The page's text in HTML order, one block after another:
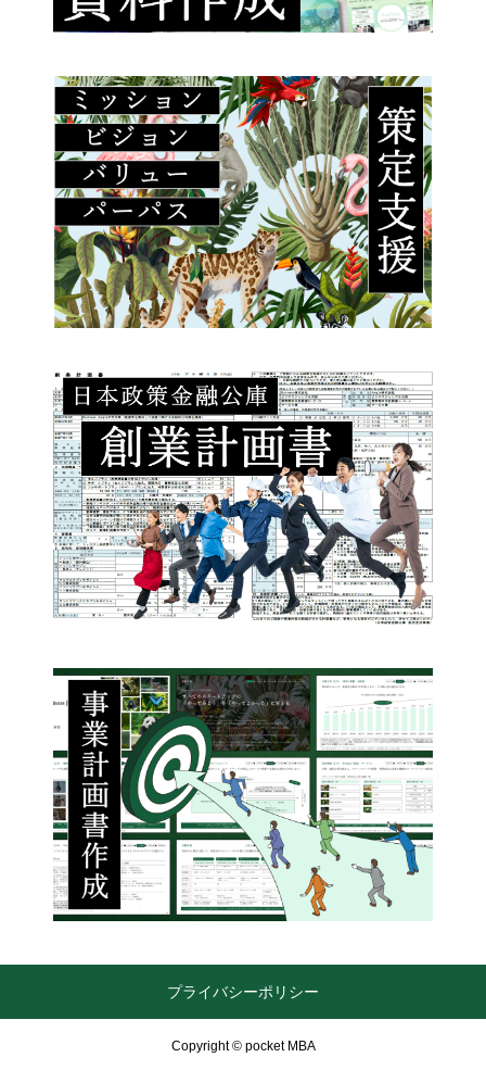
プライバシーポリシー
Copyright © pocket MBA